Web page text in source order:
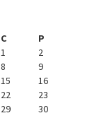
C
P
1
2
8
9
15
16
22
23
29
30